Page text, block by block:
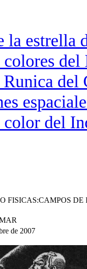
la estrella
colores
del
color del
FISICAS:CAMPOS DE
de 2007